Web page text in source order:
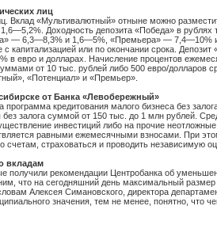
лиц
Вклад «Мультивалютный» отныне можно
Доходность депозита «Победа» в рублях
— 6,3—8,3% и 1,6—5%, «Премьера» — 7,4—10%
капитализацией или по окончании срока. Депозит
евро и долларах. Начисление процентов
от 10 тыс. рублей либо 500 евро/долларов
«Потенциал» и «Премьер».
от Банка «Левобережный»
кредитования малого бизнеса без
залога суммой от 150 тыс. до 1 млн рублей.
инвестиций либо на прочие
равными ежемесячными взносами. При
счетам, страховаться и проводить независимую
вкладам
получили рекомендации Центробанка об
что на сегодняшний день максимальный размер
Алексея Симановского, директора
значения, тем не менее, понятно, что